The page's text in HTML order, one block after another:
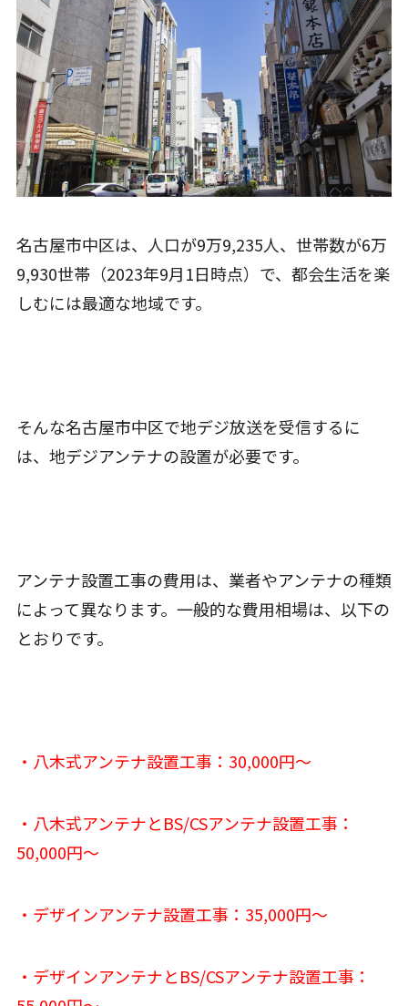
名古屋市中区は、人口が9万9,235人、世帯数が6万
9,930世帯（2023年9月1日時点）で、都会生活を楽
しむには最適な地域です。
そんな名古屋市中区で地デジ放送を受信するに
は、地デジアンテナの設置が必要です。
アンテナ設置工事の費用は、業者やアンテナの種類
によって異なります。一般的な費用相場は、以下の
とおりです。
・八木式アンテナ設置工事：30,000円〜
・八木式アンテナとBS/CSアンテナ設置工事：
50,000円〜
・デザインアンテナ設置工事：35,000円〜
・デザインアンテナとBS/CSアンテナ設置工事：